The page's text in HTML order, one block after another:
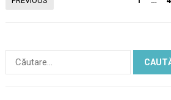
Caută
după: